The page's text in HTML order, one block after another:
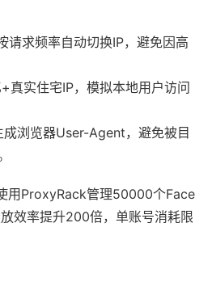
请求频率自动切换IP，避免因高
+真实住宅IP，模拟本地用户访问
成浏览器User-Agent，避免被目
用ProxyRack管理50000个Face
效率提升200倍，单账号消耗限